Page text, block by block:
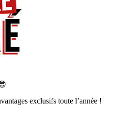
exclusifs toute l’année !